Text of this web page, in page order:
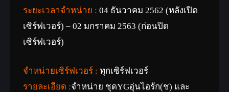
ระยะเวลาจำหน่าย : 04 ธันวาคม 2562 (หลังเปิด
เซิร์ฟเวอร์) – 02 มกราคม 2563 (ก่อนปิด
เซิร์ฟเวอร์)
จำหน่ายเซิร์ฟเวอร์ : ทุกเซิร์ฟเวอร์
รายละเอียด :จำหน่าย ชุดYGอุ่นไอรัก(ช) และ